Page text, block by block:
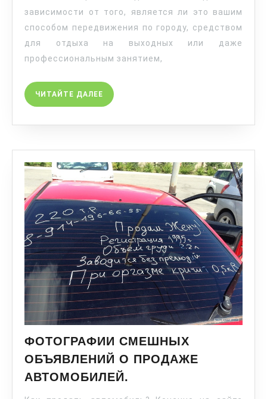
зависимости от того, является ли это вашим
способом передвижения по городу, средством
для отдыха на выходных или даже
профессиональным занятием,
ЧИТАЙТЕ ДАЛЕЕ
ФОТОГРАФИИ СМЕШНЫХ
ОБЪЯВЛЕНИЙ О ПРОДАЖЕ
АВТОМОБИЛЕЙ.